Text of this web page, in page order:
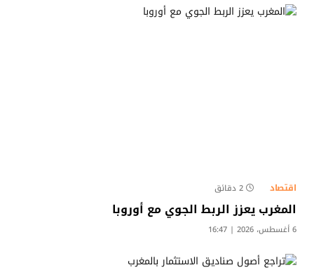
اقتصاد 2 دقائق
المغرب يعزز الربط الجوي مع أوروبا
6 أغسطس، 2026 | 16:47